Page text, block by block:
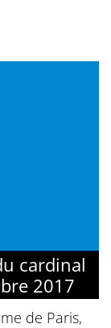
cardinal
2017
de Paris,